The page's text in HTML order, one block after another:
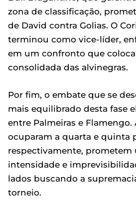
zona de classificação,
de David contra Golias. O
terminou como vice-líder,
em um confronto que
consolidada das alvinegras.
Por fim, o embate que se
mais equilibrado desta fase
entre Palmeiras e Flamengo.
ocuparam a quarta e quinta
respectivamente, prometem
intensidade e
lados buscando a
torneio.